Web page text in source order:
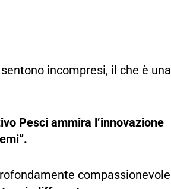
incompresi, il che è una
Pesci ammira l’innovazione
compassionevole